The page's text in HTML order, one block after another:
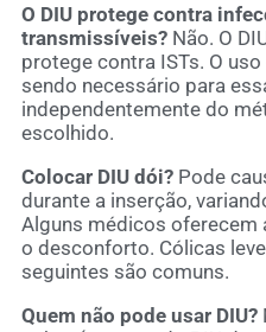
O DIU protege contra
transmissíveis? Não. O
protege contra ISTs. O
sendo necessário para
independentemente do
escolhido.
Colocar DIU dói? Pode
durante a inserção,
Alguns médicos oferecem
o desconforto. Cólicas
seguintes são comuns.
Quem não pode usar DIU?